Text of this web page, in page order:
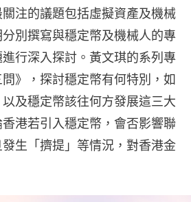
注的議題包括虛擬資產及機械
別撰寫與穩定幣及機械人的專
行深入探討。黃文琪的系列專
》，探討穩定幣有何特別，如
及穩定幣該往何方發展這三大
港若引入穩定幣，會否影響聯
生「擠提」等情況，對香港金